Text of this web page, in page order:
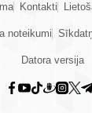
Kontakti
noteikumi
Datora versija